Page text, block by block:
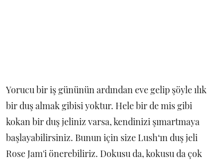
Yorucu bir iş gününün ardından eve gelip şöyle ılık
bir duş almak gibisi yoktur. Hele bir de mis gibi
kokan bir duş jeliniz varsa, kendinizi şımartmaya
başlayabilirsiniz. Bunun için size Lush‘ın duş jeli
Rose Jam'i önerebiliriz. Dokusu da, kokusu da çok